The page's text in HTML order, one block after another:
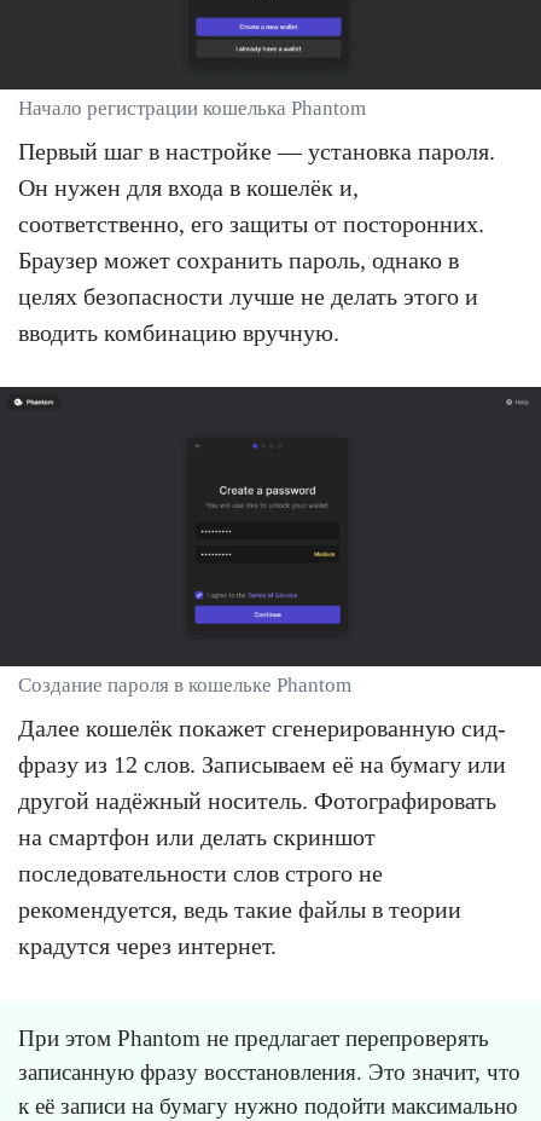
Начало регистрации кошелька Phantom
Первый шаг в настройке — установка пароля.
Он нужен для входа в кошелёк и,
соответственно, его защиты от посторонних.
Браузер может сохранить пароль, однако в
целях безопасности лучше не делать этого и
вводить комбинацию вручную.
Создание пароля в кошельке Phantom
Далее кошелёк покажет сгенерированную сид-
фразу из 12 слов. Записываем её на бумагу или
другой надёжный носитель. Фотографировать
на смартфон или делать скриншот
последовательности слов строго не
рекомендуется, ведь такие файлы в теории
крадутся через интернет.
При этом Phantom не предлагает перепроверять
записанную фразу восстановления. Это значит, что
к её записи на бумагу нужно подойти максимально